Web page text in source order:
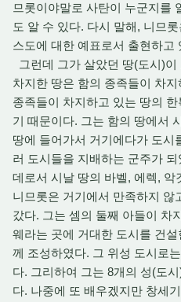
므롯이야말로 사탄이 누군지를
도 알 수 있다. 다시 말해, 니므
스도에 대한 예표로서 출현하고
그런데 그가 살았던 땅(도시)
차지한 땅은 함의 종족들이 차
종족들이 차지하고 있는 땅의
기 때문이다. 그는 함의 땅에서
땅에 들어가서 거기에다가 도시
러 도시들을 지배하는 군주가
데로서 시날 땅의 바벨, 에렉, 악
니므롯은 거기에서 만족하지 않
갔다. 그는 셈의 둘째 아들이 차
웨라는 곳에 거대한 도시를 건
께 조성하였다. 그 위성 도시로
다. 그리하여 그는 8개의 성(도
다. 나중에 또 배우겠지만 창세